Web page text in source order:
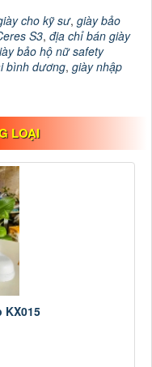
cho kỹ sư, giày bảo
S3, địa chỉ bán giày
bảo hộ nữ safety
bình dương, giày nhập
LOẠI
KX015